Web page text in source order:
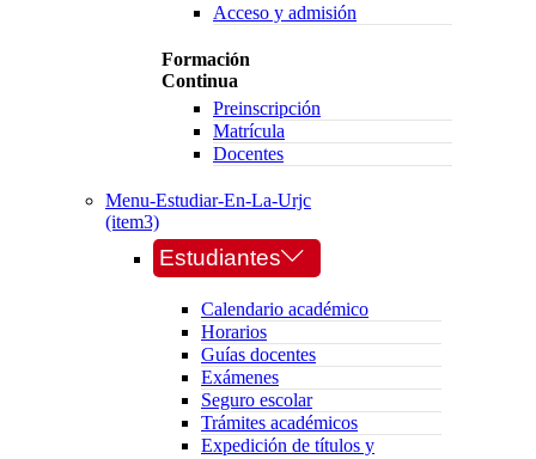
Acceso y admisión
Formación
Continua
Preinscripción
Matrícula
Docentes
Menu-Estudiar-En-La-Urjc
(item3)
Estudiantes
Calendario académico
Horarios
Guías docentes
Exámenes
Seguro escolar
Trámites académicos
Expedición de títulos y